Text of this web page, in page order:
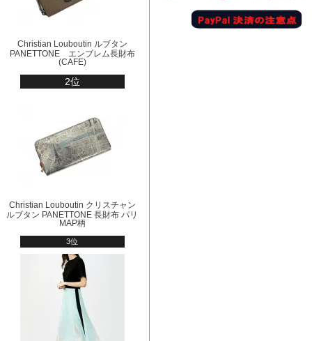
Christian Louboutin ルブタン
PANETTONE エンブレム長財布
(CAFE)
2位
Christian Louboutin クリスチャン
ルブタン PANETTONE 長財布 パリ
MAP柄
3位